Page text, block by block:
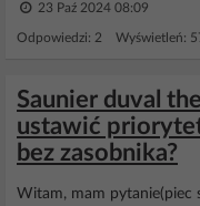
23 Paź 2024 08:09
Odpowiedzi: 2 Wyświetleń:
Saunier duval
ustawić
bez zasobnika?
Witam, mam pytanie(piec